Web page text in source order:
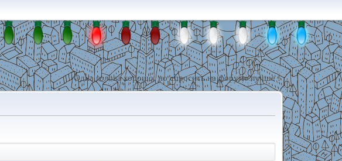
Одна голова хорошо, но спросить на форуме лучше !